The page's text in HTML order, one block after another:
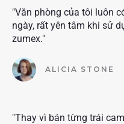
"Văn phòng của tôi luôn
ngày, rất yên tâm khi sử
zumex."
ALICIA STONE
"Thay vì bán từng trái